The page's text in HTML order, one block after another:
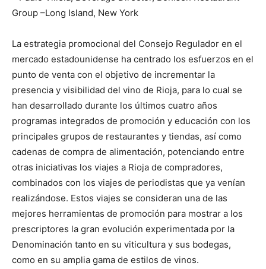
Group –Long Island, New York
La estrategia promocional del Consejo Regulador en el
mercado estadounidense ha centrado los esfuerzos en el
punto de venta con el objetivo de incrementar la
presencia y visibilidad del vino de Rioja, para lo cual se
han desarrollado durante los últimos cuatro años
programas integrados de promoción y educación con los
principales grupos de restaurantes y tiendas, así como
cadenas de compra de alimentación, potenciando entre
otras iniciativas los viajes a Rioja de compradores,
combinados con los viajes de periodistas que ya venían
realizándose. Estos viajes se consideran una de las
mejores herramientas de promoción para mostrar a los
prescriptores la gran evolución experimentada por la
Denominación tanto en su viticultura y sus bodegas,
como en su amplia gama de estilos de vinos.